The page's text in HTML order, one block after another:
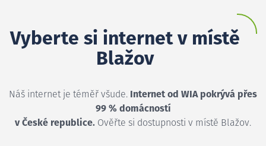
Vyberte si internet v místě
Blažov
Náš internet je téměř všude. Internet od WIA pokrývá přes
99 % domácností
v České republice. Ověřte si dostupnosti v místě Blažov.